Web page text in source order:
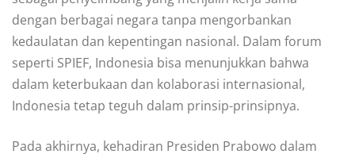
dengan berbagai negara tanpa mengorbankan
kedaulatan dan kepentingan nasional. Dalam forum
seperti SPIEF, Indonesia bisa menunjukkan bahwa
dalam keterbukaan dan kolaborasi internasional,
Indonesia tetap teguh dalam prinsip-prinsipnya.
Pada akhirnya, kehadiran Presiden Prabowo dalam